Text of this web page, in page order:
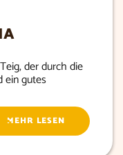
der durch die
ein gutes
MEHR LESEN